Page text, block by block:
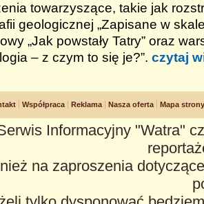
towarzyszące, takie jak
geologicznej „Zapisane w
„Jak powstały Tatry” oraz
– z czym to się je?”. czytaj
Współpraca Reklama Nasza oferta Mapa strony
Informacyjny "Watra"
na zaproszenia